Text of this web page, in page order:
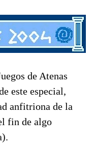
de Atenas
este especial,
anfitriona de la
fin de algo